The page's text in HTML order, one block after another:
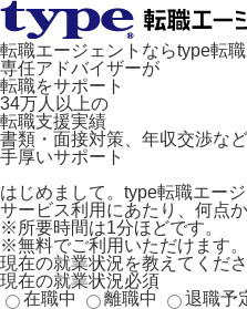
転職エージェントならtype転
専任アドバイザーが
転職をサポート
34万人以上の
転職支援実績
書類・面接対策、年収交渉など
手厚いサポート
はじめまして。type転職エー
サービス利用にあたり、何点
※所要時間は1分ほどです。
※無料でご利用いただけます。
現在の就業状況を教えてくださ
現在の就業状況必須
在職中
離職中 退職予